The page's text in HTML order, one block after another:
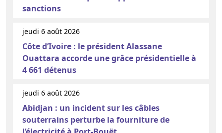
sanctions
jeudi 6 août 2026
Côte d’Ivoire : le président Alassane
Ouattara accorde une grâce présidentielle à
4 661 détenus
jeudi 6 août 2026
Abidjan : un incident sur les câbles
souterrains perturbe la fourniture de